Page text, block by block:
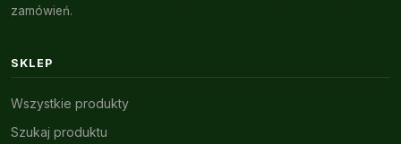
zamówień.
SKLEP
Wszystkie produkty
Szukaj produktu